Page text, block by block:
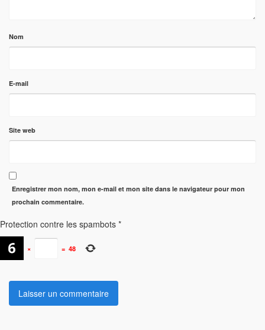
Nom
E-mail
Site web
Enregistrer mon nom, mon e-mail et mon site dans le navigateur pour mon
prochain commentaire.
Protection contre les spambots *
× = 48